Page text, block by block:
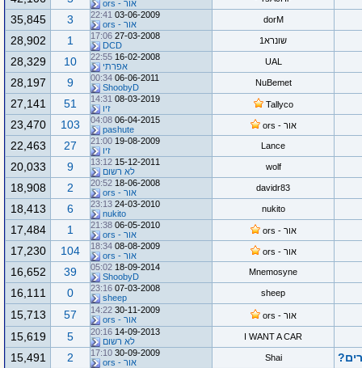
אור - ors
dorM
03-06-2009
22:41
אור - ors
3
35,845
שונרא1 27-03-2008
17:06
DCD
1
28,902
UAL
16-02-2008
22:55
אפרתי
10
28,329
NuBemet
06-06-2011
00:34
ShoobyD
9
28,197
Tallyco
08-03-2019
14:31
זיו
51
27,141
אור - ors
06-04-2015
04:08
pashute
103
23,470
Lance
19-08-2009
21:00
זיו
27
22,463
wolf
15-12-2011
13:12
לא רשום
9
20,033
davidr83
18-06-2008
20:52
אור - ors
2
18,908
nukito
24-03-2010
23:13
nukito
6
18,413
אור - ors
06-05-2010
21:38
אור - ors
1
17,484
אור - ors
08-08-2009
18:34
אור - ors
104
17,230
Mnemosyne
18-09-2014
05:02
ShoobyD
39
16,652
sheep
07-03-2008
23:16
sheep
0
16,111
אור - ors
30-11-2009
14:22
אור - ors
57
15,713
I WANT A CAR
14-09-2013
20:16
לא רשום
5
15,619
Shai
30-09-2009
17:10
אור - ors
2
15,491